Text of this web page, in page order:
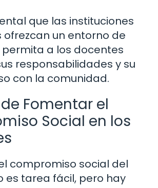
que las instituciones
un entorno de
a los docentes
responsabilidades y su
con la comunidad.
Fomentar el
Social en los
compromiso social del
es tarea fácil, pero hay